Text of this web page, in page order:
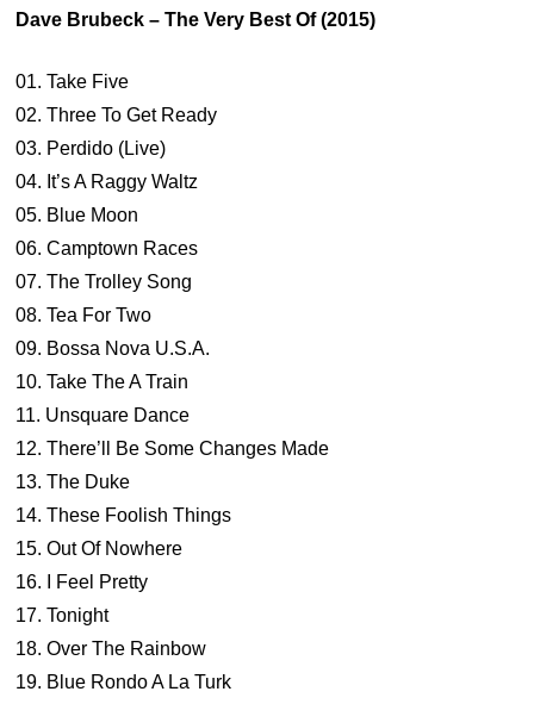
Dave Brubeck – The Very Best Of (2015)
01. Take Five
02. Three To Get Ready
03. Perdido (Live)
04. It’s A Raggy Waltz
05. Blue Moon
06. Camptown Races
07. The Trolley Song
08. Tea For Two
09. Bossa Nova U.S.A.
10. Take The A Train
11. Unsquare Dance
12. There’ll Be Some Changes Made
13. The Duke
14. These Foolish Things
15. Out Of Nowhere
16. I Feel Pretty
17. Tonight
18. Over The Rainbow
19. Blue Rondo A La Turk